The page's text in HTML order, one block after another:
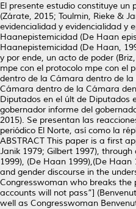
El presente estudio constituye
(Zárate, 2015; Toulmin, Rieke &
evidencialidad y evidencialidad y
Haanepistemicidad (De Haan
Haanepistemicidad (De Haan,
y por ende, un acto de poder
mpe con el protocolo mpe con el
dentro de la Cámara dentro de
Cámara dentro de la Cámara
Diputados en el últ de Diputados
gobernador informe del
2015). Se presentan las
periódico El Norte, así como la
ABSTRACT This paper is a first
Janik 1979; Gilbert 1997),
1999), (De Haan 1999),(De
and gender discourse in the
Congresswoman who breaks the
accounts will not pass”]
well as Congresswoman